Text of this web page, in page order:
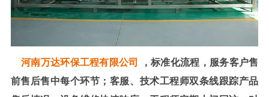
河南万达环保工程有限公司
，标准化流程，服务客户售
前售后售中每个环节；客服、技术工程师双条线跟踪产品